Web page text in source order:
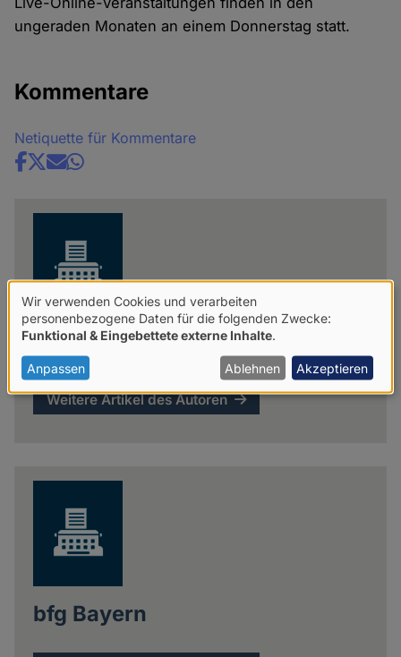
ungeraden Monaten an einem Donnerstag statt.
Kommentare
Netiquette für Kommentare
Share
HVD Bayern
Weitere Artikel des Autoren
bfg Bayern
Verwendung
von
personenbezogenen
Daten
Wir verwenden Cookies und verarbeiten
personenbezogene Daten für die folgenden Zwecke:
Funktional & Eingebettete externe Inhalte.
Anpassen Ablehnen Akzeptieren